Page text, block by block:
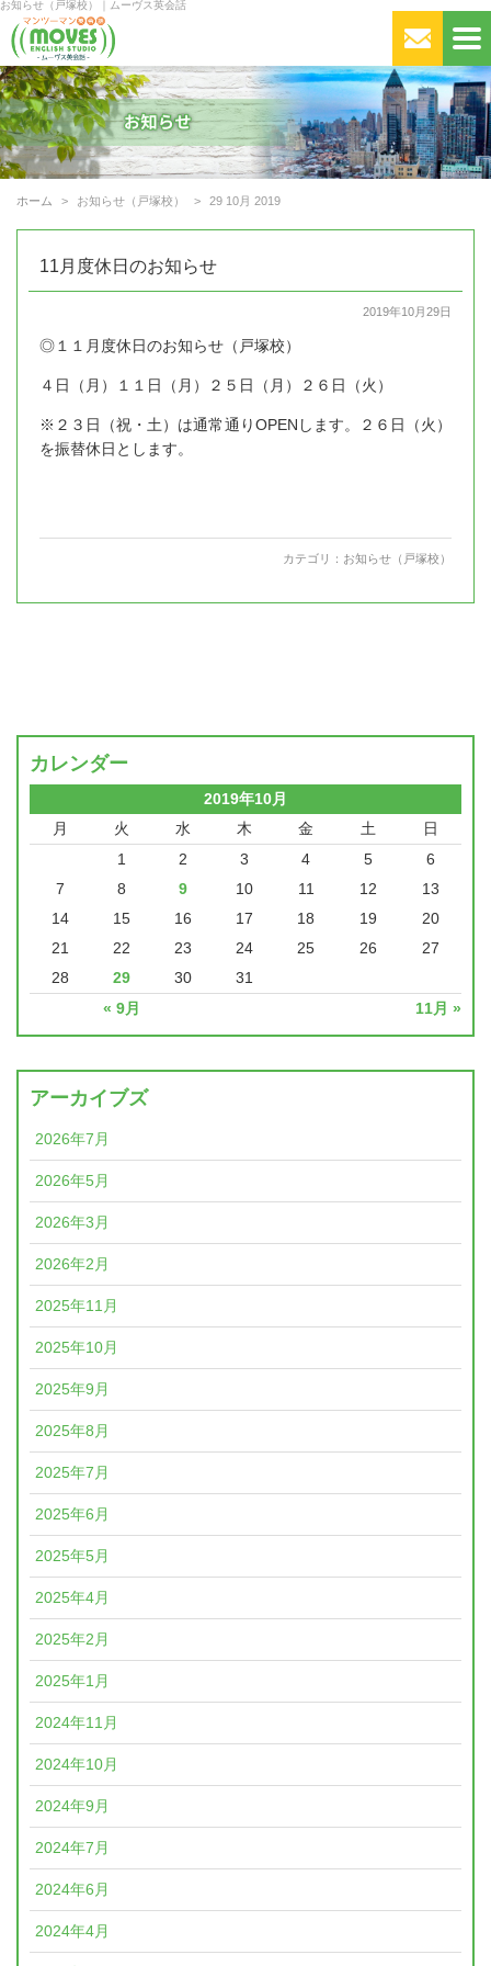
お知らせ（戸塚校）｜ムーヴス英会話
ホーム お知らせ（戸塚校） 29 10月 2019
11月度休日のお知らせ
2019年10月29日
◎１１月度休日のお知らせ（戸塚校）
４日（月）１１日（月）２５日（月）２６日（火）
※２３日（祝・土）は通常通りOPENします。２６日（火）
を振替休日とします。
カテゴリ： お知らせ（戸塚校）
カレンダー
2019年10月
月
火 水 木 金 土 日
« 9月 11月 »
1 2 3 4 5
6
7
8 9 10 11 12
13
14
15 16 17 18 19
20
21
22 23 24 25 26
27
28
29 30 31
アーカイブズ
2026年7月
2026年5月
2026年3月
2026年2月
2025年11月
2025年10月
2025年9月
2025年8月
2025年7月
2025年6月
2025年5月
2025年4月
2025年2月
2025年1月
2024年11月
2024年10月
2024年9月
2024年7月
2024年6月
2024年4月